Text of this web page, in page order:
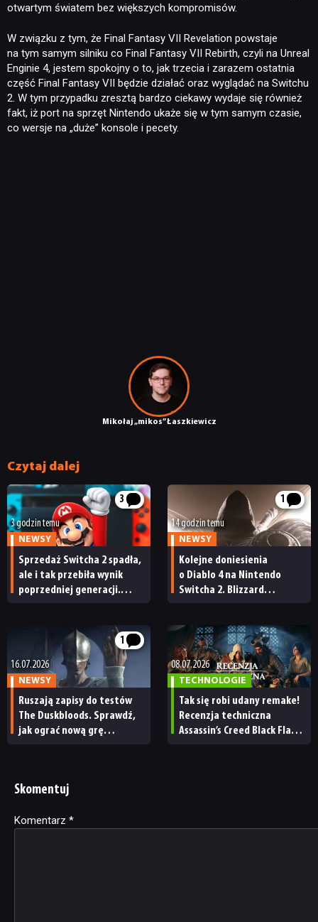
Mikołaj „mikos” Łaszkiewicz
otwartym światem bez większych kompromisów.
W związku z tym, że Final Fantasy VII Revelation powstaje
na tym samym silniku co Final Fantasy VII Rebirth, czyli na Unreal
Enginie 4, jestem spokojny o to, jak trzecia i zarazem ostatnia
część Final Fantasy VII będzie działać oraz wyglądać na Switchu
2. W tym przypadku zresztą bardzo ciekawy wydaje się również
fakt, iż port na sprzęt Nintendo ukaże się w tym samym czasie,
co wersje na „duże” konsole i pecety.
Czytaj dalej
3
3 godzin temu
NEWSY
Sprzedaż Switcha 2 spadła,
ale i tak przebiła wynik
poprzedniej generacji.
1
14 godzin temu
NEWSY
Kolejne doniesienia
o Diablo 4 na Nintendo
Switcha 2. Blizzard
1
16.07.2026
NEWSY
Ruszają zapisy do testów
The Duskbloods. Sprawdź,
jak ograć nową grę
08.07.2026
TECHNOLOGIE
Tak się robi udany remake!
Recenzja techniczna
Assassin’s Creed Black Flag
Skomentuj
Komentarz *
Alternative: